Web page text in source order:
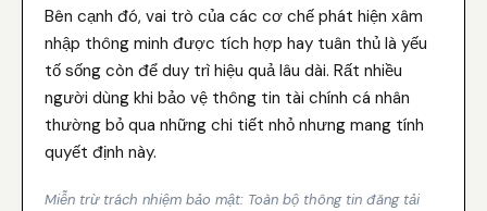
Bên cạnh đó, vai trò của các cơ chế phát hiện xâm
nhập thông minh được tích hợp hay tuân thủ là yếu
tố sống còn để duy trì hiệu quả lâu dài. Rất nhiều
người dùng khi bảo vệ thông tin tài chính cá nhân
thường bỏ qua những chi tiết nhỏ nhưng mang tính
quyết định này.
Miễn trừ trách nhiệm bảo mật: Toàn bộ thông tin đăng tải